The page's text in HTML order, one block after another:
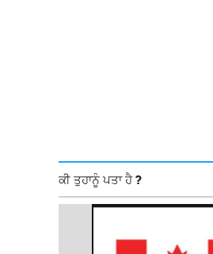
ਕੀ ਤੁਹਾਨੂੰ ਪਤਾ ਹੈ ?